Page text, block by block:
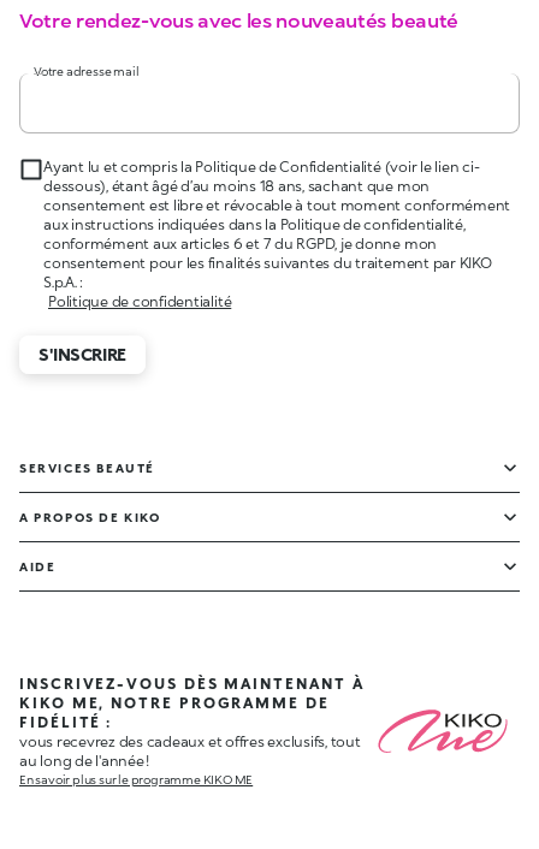
Votre rendez-vous avec les nouveautés beauté
Votre adresse mail
Ayant lu et compris la Politique de Confidentialité (voir le lien ci-
dessous), étant âgé d’au moins 18 ans, sachant que mon
consentement est libre et révocable à tout moment conformément
aux instructions indiquées dans la Politique de confidentialité,
conformément aux articles 6 et 7 du RGPD, je donne mon
consentement pour les finalités suivantes du traitement par KIKO
S.p.A. :
Politique de confidentialité
S'INSCRIRE
SERVICES BEAUTÉ
A PROPOS DE KIKO
AIDE
INSCRIVEZ-VOUS DÈS MAINTENANT À
KIKO ME, NOTRE PROGRAMME DE
FIDÉLITÉ :
vous recevrez des cadeaux et offres exclusifs, tout
au long de l'année !
En savoir plus sur le programme KIKO ME